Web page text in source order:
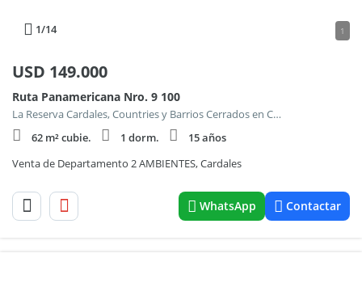
1/14 1
USD 149.000
Ruta Panamericana Nro. 9 100
La Reserva Cardales, Countries y Barrios Cerrados en Campana
62 m² cubie.
1 dorm.
15 años
Venta de Departamento 2 AMBIENTES, Cardales
WhatsApp Contactar